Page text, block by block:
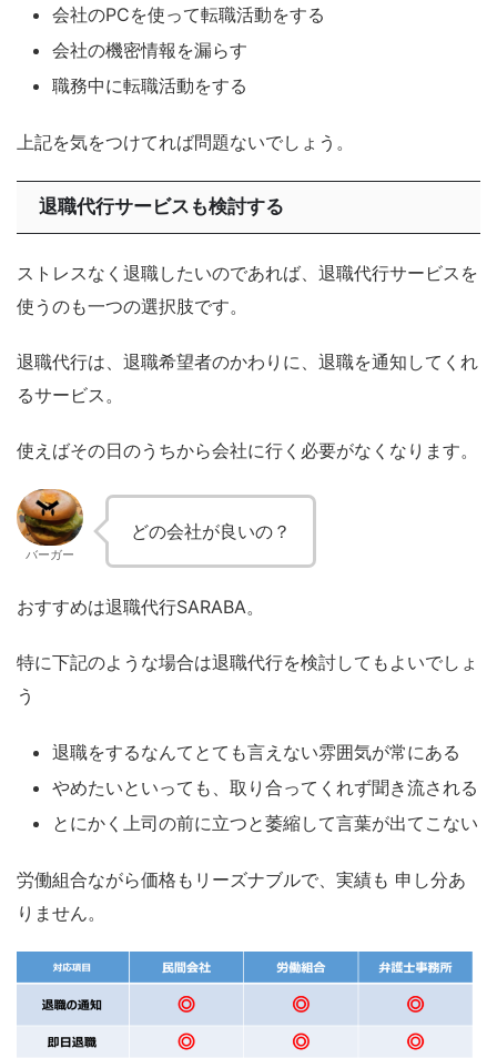
会社のPCを使って転職活動をする
会社の機密情報を漏らす
職務中に転職活動をする
上記を気をつけてれば問題ないでしょう。
退職代行サービスも検討する
ストレスなく退職したいのであれば、退職代行サービスを
使うのも一つの選択肢です。
退職代行は、退職希望者のかわりに、退職を通知してくれ
るサービス。
使えばその日のうちから会社に行く必要がなくなります。
バーガー
どの会社が良いの？
おすすめは退職代行SARABA。
特に下記のような場合は退職代行を検討してもよいでしょ
う
退職をするなんてとても言えない雰囲気が常にある
やめたいといっても、取り合ってくれず聞き流される
とにかく上司の前に立つと萎縮して言葉が出てこない
労働組合ながら価格もリーズナブルで、実績も 申し分あ
りません。